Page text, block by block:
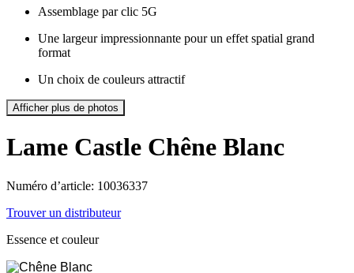
Assemblage par clic 5G
Une largeur impressionnante pour un effet spatial grand
format
Un choix de couleurs attractif
Afficher plus de photos
Lame Castle Chêne Blanc
Numéro d’article: 10036337
Trouver un distributeur
Essence et couleur